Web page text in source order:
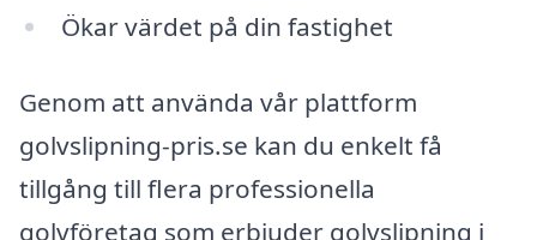
Ökar värdet på din fastighet
Genom att använda vår plattform
golvslipning-pris.se kan du enkelt få
tillgång till flera professionella
golvföretag som erbjuder golvslipning i